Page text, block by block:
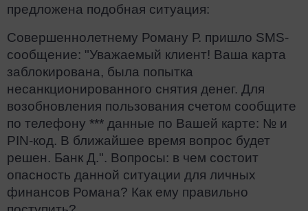
предложена подобная ситуация:
Совершеннолетнему Роману Р. пришло SMS-
сообщение: "Уважаемый клиент! Ваша карта
заблокирована, была попытка
несанкционированного снятия денег. Для
возобновления пользования счетом сообщите
по телефону *** данные по Вашей карте: № и
PIN-код. В ближайшее время вопрос будет
решен. Банк Д.". Вопросы: в чем состоит
опасность данной ситуации для личных
финансов Романа? Как ему правильно